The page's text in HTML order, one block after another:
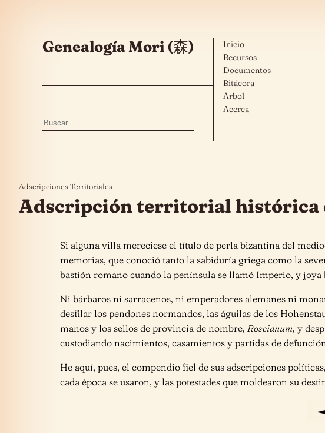
Genealogía Mori (森)
Buscar:
Inicio
Recursos
Documentos
Bitácora
Árbol
Acerca
Adscripciones Territoriales
Adscripción territorial histórica
Si alguna villa mereciese el título de perla bizantina del
memorias, que conoció tanto la sabiduría griega como la
bastión romano cuando la península se llamó Imperio, y
Ni bárbaros ni sarracenos, ni emperadores alemanes ni
desfilar los pendones normandos, las águilas de los
manos y los sellos de provincia de nombre, Roscianum, y
custodiando nacimientos, casamientos y partidas de
He aquí, pues, el compendio fiel de sus adscripciones
cada época se usaron, y las potestades que moldearon su